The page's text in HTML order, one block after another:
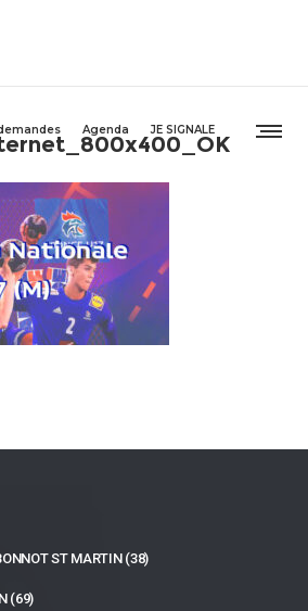
Agenda JE SIGNALE
ST MARTIN (38)
(69)